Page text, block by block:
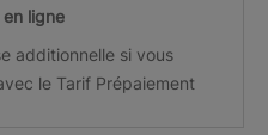
ligne
additionnelle si vous
le Tarif Prépaiement